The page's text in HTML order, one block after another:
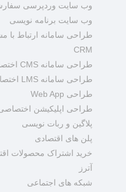
وب سایت وردپرسی
وب سایت برنامه نویسی
طراحی سامانه ارتباط با
CRM
طراحی سامانه CMS اختصاصی
طراحی سامانه LMS اختصاصی
طراحی Web App
طراحی اپلیکیشن
پلاگین و ربات نویسی
پلن های اقتصادی
خرید اشتراک محصولات
آترز
شبکه های اجتماعی